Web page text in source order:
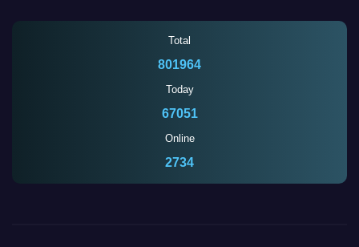
Total
801964
Today
67051
Online
2731